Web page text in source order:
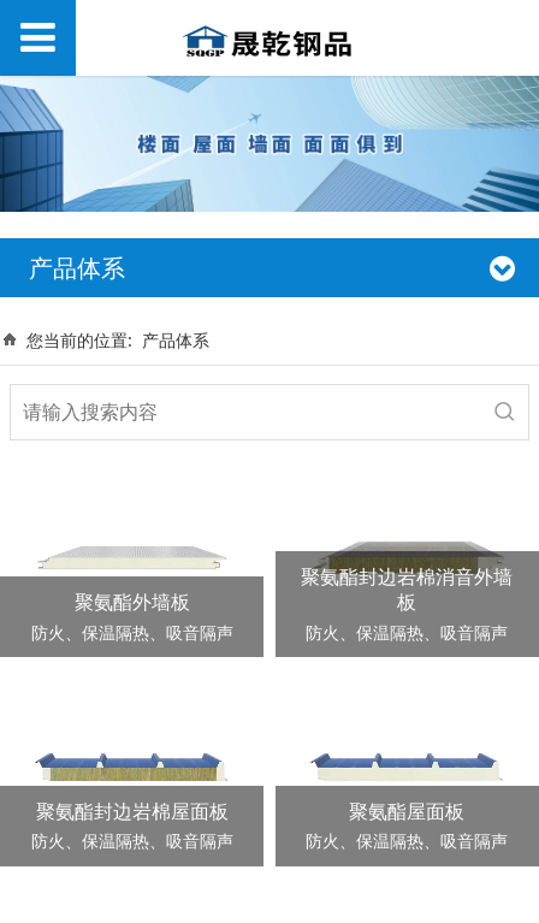
产品体系
您当前的位置: 产品体系
聚氨酯外墙板
防火、保温隔热、吸音隔声
聚氨酯封边岩棉消音外墙
板
防火、保温隔热、吸音隔声
聚氨酯封边岩棉屋面板
防火、保温隔热、吸音隔声
聚氨酯屋面板
防火、保温隔热、吸音隔声